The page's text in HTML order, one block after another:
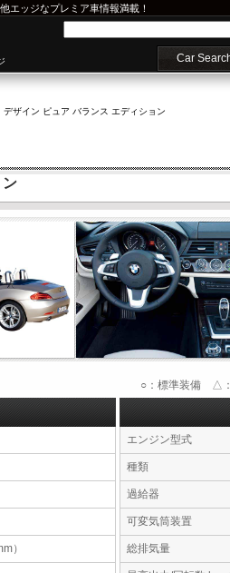
他エッジなプレミア車情報満載！
Car
デザイン ピュア バランス エディション
ン
○：標準装備 △：
）
エンジン型式
種類
過給器
可変気筒装置
総排気量